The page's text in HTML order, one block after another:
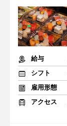
給与
シフト
雇用形態
アクセス